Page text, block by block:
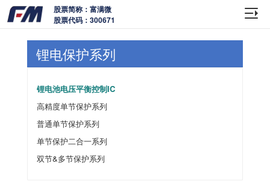
股票简称：富满微
股票代码：300671
锂电保护系列
锂电池电压平衡控制IC
高精度单节保护系列
普通单节保护系列
单节保护二合一系列
双节&多节保护系列